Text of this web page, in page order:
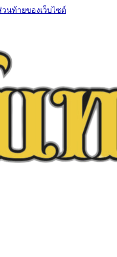
นท้ายของเว็บไซต์